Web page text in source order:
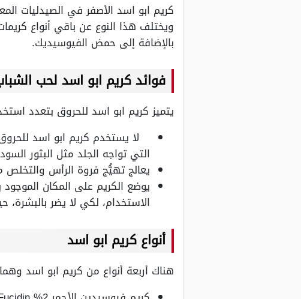
كريم ابو اسد الأصفر في الصيدليات
ويختلف هذا النوع عن باقي أنواع
بالإضافة إلى حمض الفيوسيديك.
فوائد كريم ابو اسد لحب
يتميز كريم ابو اسد للحروق بتعدد
لا يستخدم كريم ابو اسد
التي تواجه الجلد مثل البثور
يعالج تهيُّج فروة الرأس والتخلص
يوضع الكريم على المكان
الاستخدام، لكي لا يضر
أنواع كريم ابو اسد
هناك أربعة أنواع من كريم ابو اسد